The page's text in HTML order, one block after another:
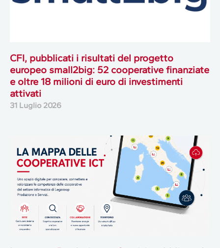
CFI, pubblicati i risultati del progetto
europeo small2big: 52 cooperative finanziate
e oltre 18 milioni di euro di investimenti
attivati
31 Luglio 2026